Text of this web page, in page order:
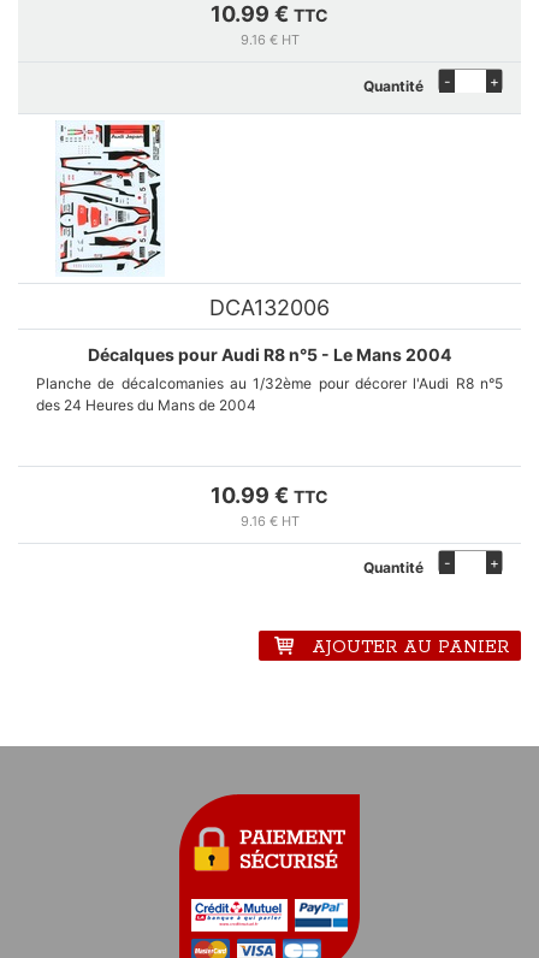
10.99 € TTC
9.16 € HT
Quantité - +
DCA132006
Décalques pour Audi R8 n°5 - Le Mans 2004
Planche de décalcomanies au 1/32ème pour décorer l'Audi R8 n°5
des 24 Heures du Mans de 2004
10.99 € TTC
9.16 € HT
Quantité - +
AJOUTER AU PANIER